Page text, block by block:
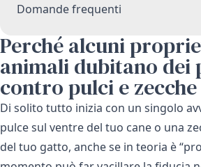
Domande frequenti
Perché alcuni
animali dubitano
contro pulci e zecche
Di solito tutto inizia con un singolo
pulce sul ventre del tuo cane o una
del tuo gatto, anche se in teoria è